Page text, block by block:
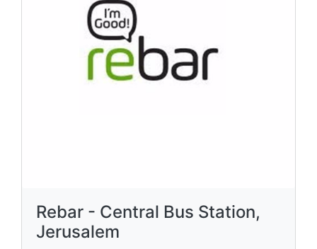
Rebar - Central Bus Station,
Jerusalem